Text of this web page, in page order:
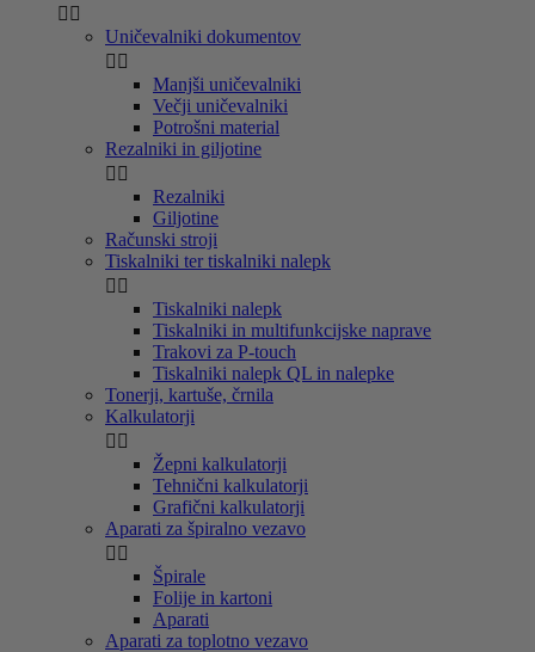
 
Uničevalniki dokumentov
 
Manjši uničevalniki
Večji uničevalniki
Potrošni material
Rezalniki in giljotine
 
Rezalniki
Giljotine
Računski stroji
Tiskalniki ter tiskalniki nalepk
 
Tiskalniki nalepk
Tiskalniki in multifunkcijske naprave
Trakovi za P-touch
Tiskalniki nalepk QL in nalepke
Tonerji, kartuše, črnila
Kalkulatorji
 
Žepni kalkulatorji
Tehnični kalkulatorji
Grafični kalkulatorji
Aparati za špiralno vezavo
 
Špirale
Folije in kartoni
Aparati
Aparati za toplotno vezavo